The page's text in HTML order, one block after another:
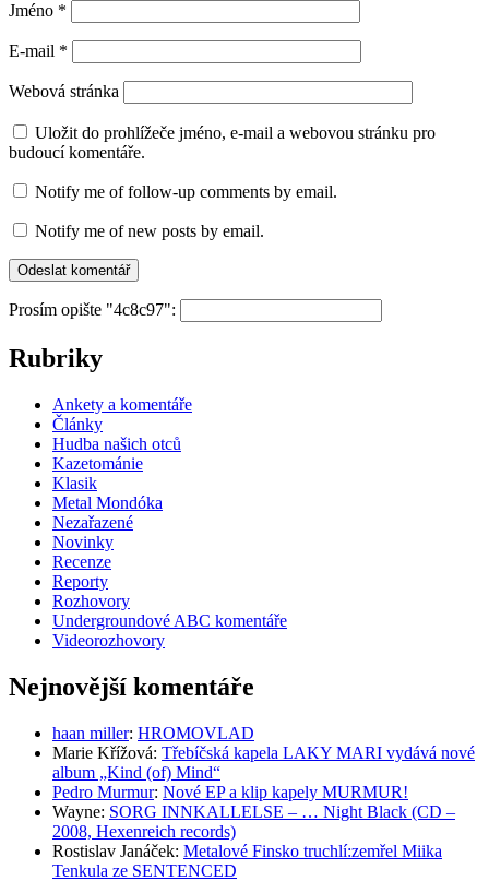
Jméno *
E-mail *
Webová stránka
Uložit do prohlížeče jméno, e-mail a webovou stránku pro
budoucí komentáře.
Notify me of follow-up comments by email.
Notify me of new posts by email.
Prosím opište "4c8c97":
Rubriky
Ankety a komentáře
Články
Hudba našich otců
Kazetománie
Klasik
Metal Mondóka
Nezařazené
Novinky
Recenze
Reporty
Rozhovory
Undergroundové ABC komentáře
Videorozhovory
Nejnovější komentáře
haan miller: HROMOVLAD
Marie Křížová: Třebíčská kapela LAKY MARI vydává nové
album „Kind (of) Mind“
Pedro Murmur: Nové EP a klip kapely MURMUR!
Wayne: SORG INNKALLELSE – … Night Black (CD –
2008, Hexenreich records)
Rostislav Janáček: Metalové Finsko truchlí:zemřel Miika
Tenkula ze SENTENCED